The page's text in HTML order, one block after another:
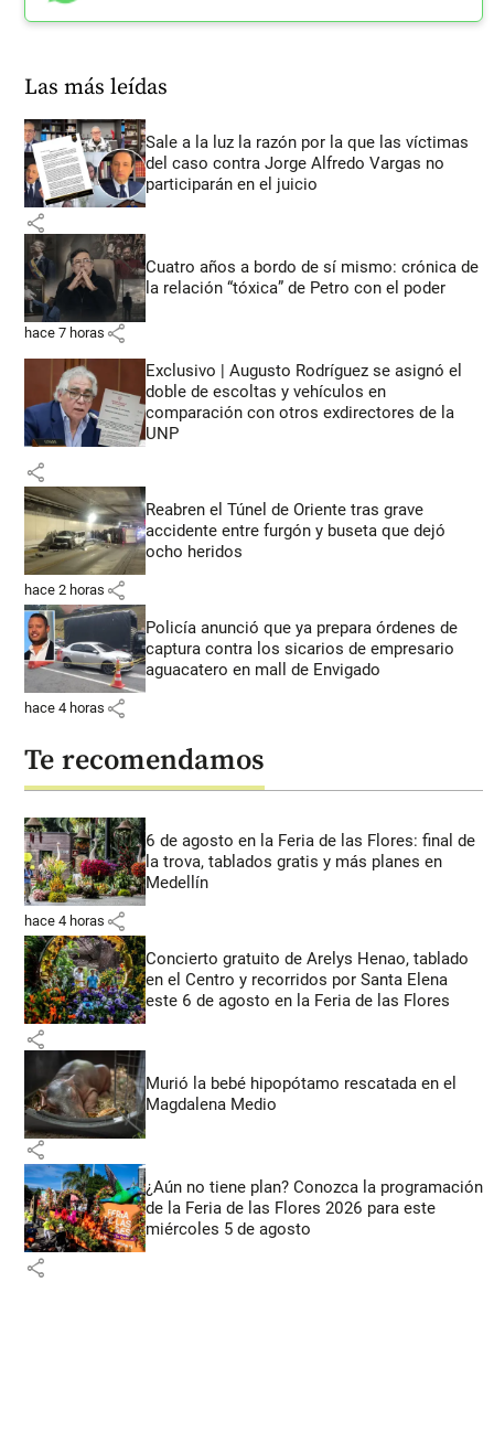
Las más leídas
Sale a la luz la razón por la que las víctimas
del caso contra Jorge Alfredo Vargas no
participarán en el juicio
share
Cuatro años a bordo de sí mismo: crónica de
la relación “tóxica” de Petro con el poder
hace 7 horas share
Exclusivo | Augusto Rodríguez se asignó el
doble de escoltas y vehículos en
comparación con otros exdirectores de la
UNP
share
Reabren el Túnel de Oriente tras grave
accidente entre furgón y buseta que dejó
ocho heridos
hace 2 horas share
Policía anunció que ya prepara órdenes de
captura contra los sicarios de empresario
aguacatero en mall de Envigado
hace 4 horas share
Te recomendamos
6 de agosto en la Feria de las Flores: final de
la trova, tablados gratis y más planes en
Medellín
hace 4 horas share
Concierto gratuito de Arelys Henao, tablado
en el Centro y recorridos por Santa Elena
este 6 de agosto en la Feria de las Flores
share
Murió la bebé hipopótamo rescatada en el
Magdalena Medio
share
¿Aún no tiene plan? Conozca la programación
de la Feria de las Flores 2026 para este
miércoles 5 de agosto
share